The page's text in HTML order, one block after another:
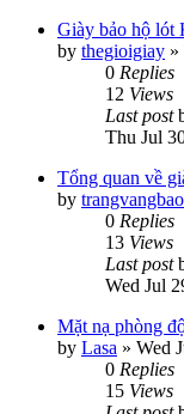
Giày bảo hộ lót
by thegioigiay »
0 Replies
12 Views
Last post
Thu Jul
Tổng quan về
by
0 Replies
13 Views
Last post
Wed Jul
Mặt nạ phòng
by Lasa » Wed
0 Replies
15 Views